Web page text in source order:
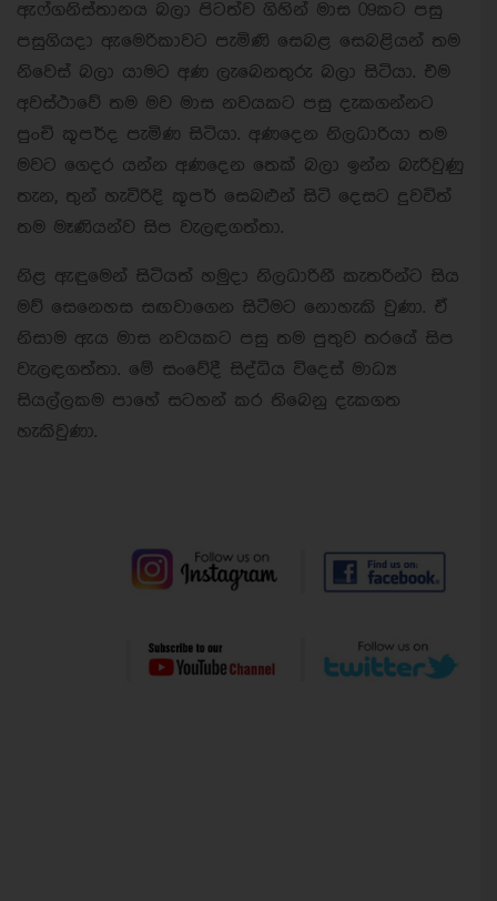
ඇෆ්ගනිස්තානය බලා පිටත්ව ගිහින් මාස 09කට පසු
පසුගියදා ඇමෙරිකාවට පැමිණි සෙබළ සෙබළියන් තම
නිවෙස් බලා යාමට අණ ලැබෙනතුරු බලා සිටියා. එම
අවස්ථාවේ තම මව මාස නවයකට පසු දැකගන්නට
පුංචි කූපර්ද පැමිණ සිටියා. අණදෙන නිලධාරියා තම
මවට ගෙදර යන්න අණදෙන තෙක් බලා ඉන්න බැරිවුණු
තැන, තුන් හැවිරිදි කූපර් සෙබළුන් සිටි දෙසට දුවවිත්
තම මෑණියන්ව සිප වැලඳගත්තා.
නිළ ඇඳුමෙන් සිටියත් හමුදා නිලධාරිනී කැතරින්ට සිය
මව් සෙනෙහස සඟවාගෙන සිටීමට නොහැකි වුණා. ඒ
නිසාම ඇය මාස නවයකට පසු තම පුතුව තරයේ සිප
වැලඳගත්තා. මේ සංවේදී සිද්ධිය විදෙස් මාධ්‍ය
සියල්ලකම පාහේ සටහන් කර තිබෙනු දැකගත
හැකිවුණා.